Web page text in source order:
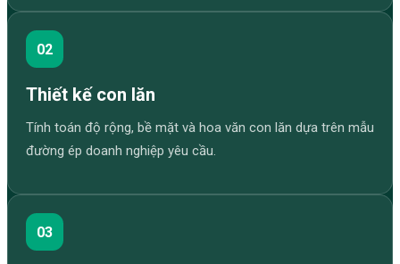
02
Thiết kế con lăn
Tính toán độ rộng, bề mặt và hoa văn con lăn dựa trên mẫu
đường ép doanh nghiệp yêu cầu.
03